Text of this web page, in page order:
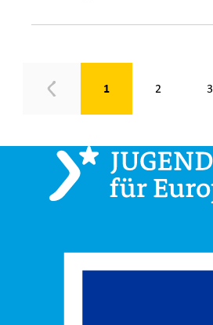
Zurück 1 2 3